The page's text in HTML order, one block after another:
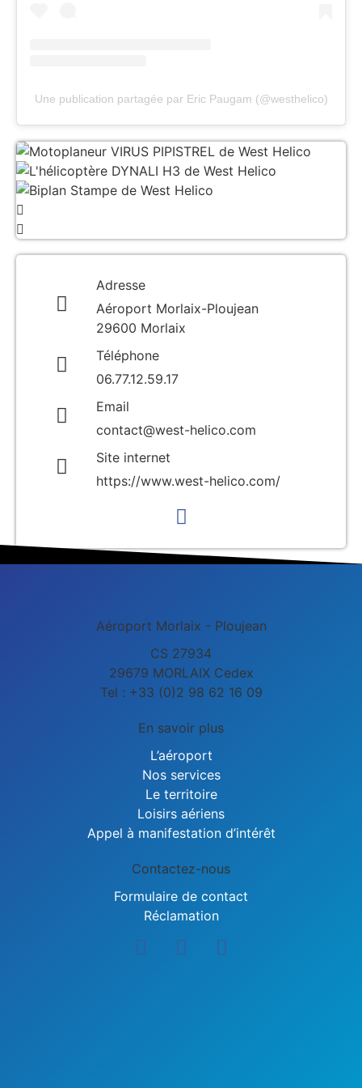
Une publication partagée par Eric Paugam (@westhelico)
Adresse
Aéroport Morlaix-Ploujean
29600 Morlaix
Téléphone
06.77.12.59.17
Email
contact@west-helico.com
Site internet
https://www.west-helico.com/
Aéroport Morlaix - Ploujean
CS 27934
29679 MORLAIX Cedex
Tel : +33 (0)2 98 62 16 09
En savoir plus
L’aéroport
Nos services
Le territoire
Loisirs aériens
Appel à manifestation d’intérêt
Contactez-nous
Formulaire de contact
Réclamation